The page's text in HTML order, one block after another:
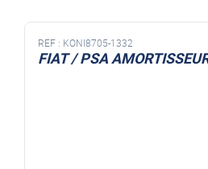
REF : KONI8705-1332
FIAT / PSA